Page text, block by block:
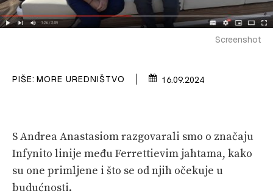
SHOP
Screenshot
PIŠE: MORE UREDNIŠTVO 16.09.2024
S Andrea Anastasiom razgovarali smo o značaju
Infynito linije među Ferrettievim jahtama, kako
su one primljene i što se od njih očekuje u
budućnosti.